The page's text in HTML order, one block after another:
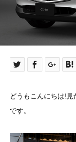
どうもこんにちは!
です。